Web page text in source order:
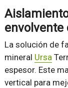
envolvente
La solución de
mineral Ursa
espesor. Este
vertical para